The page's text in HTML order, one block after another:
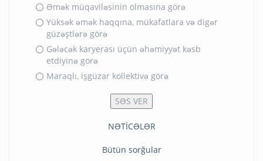
Əmək müqaviləsinin olmasına görə
Yüksək əmək haqqına, mükafatlara və digər
güzəştlərə görə
Gələcək karyerası üçün əhəmiyyət kəsb
etdiyinə görə
Maraqlı, işgüzar kollektivə görə
NƏTİCƏLƏR
Bütün sorğular